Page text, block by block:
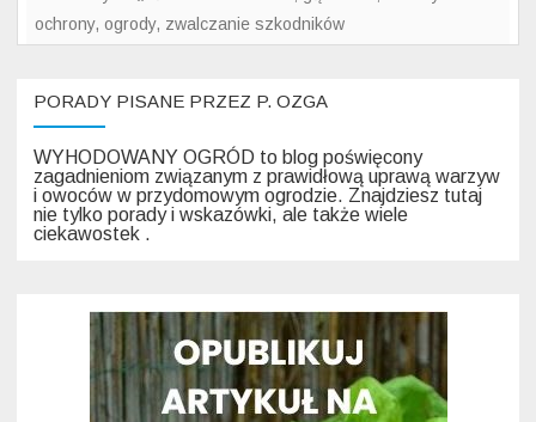
ochrony, ogrody, zwalczanie szkodników
PORADY PISANE PRZEZ P. OZGA
WYHODOWANY OGRÓD to blog poświęcony
zagadnieniom związanym z prawidłową uprawą warzyw
i owoców w przydomowym ogrodzie. Znajdziesz tutaj
nie tylko porady i wskazówki, ale także wiele
ciekawostek .